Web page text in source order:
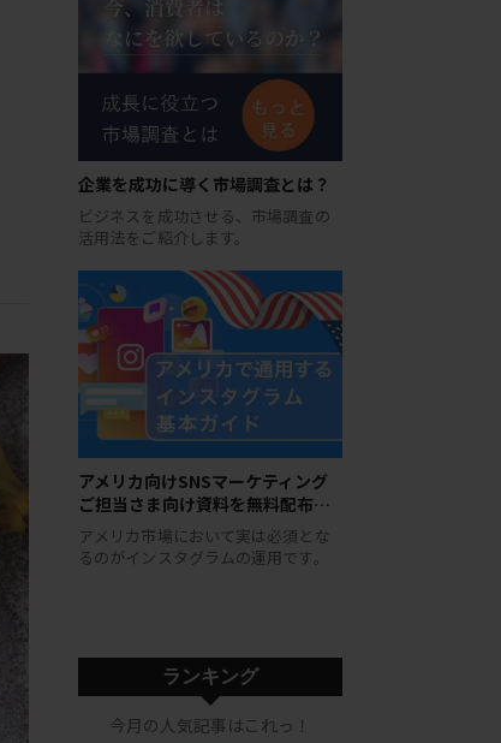
企業を成功に導く市場調査とは？
ビジネスを成功させる、市場調査の
活用法をご紹介します。
アメリカ向けSNSマーケティング
ご担当さま向け資料を無料配布…
アメリカ市場において実は必須とな
るのがインスタグラムの運用です。
ランキング
今月の人気記事はこれっ！